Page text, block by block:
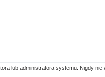
lub administratora systemu. Nigdy nie